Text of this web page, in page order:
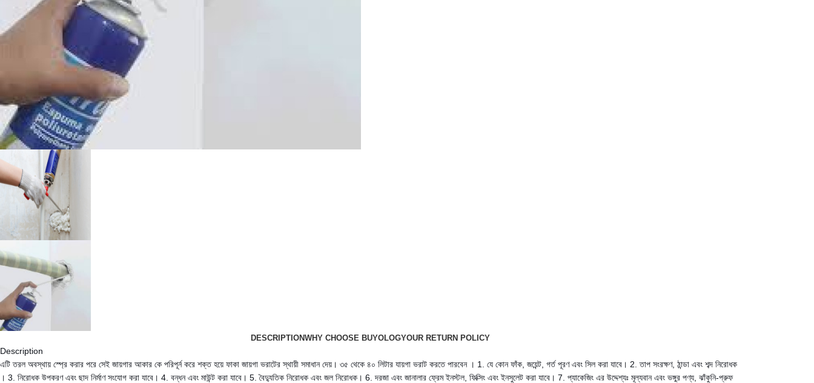
DESCRIPTIONWHY CHOOSE BUYOLOGYOUR RETURN POLICY
Description
এটি তরল অবস্থায় স্প্রে করার পরে সেই জায়গার আকার কে পরিপূর্ন করে শক্ত হয়ে ফাকা জায়গা ভরাটের স্থায়ী সমাধান দেয়। ৩৫ থেকে ৪০ লিটার যায়গা ভরাট করতে পারবেন । 1. যে কোন ফাঁক, জয়েন্ট, গর্ত পূরণ এবং সিল করা যাবে। 2. তাপ সংরক্ষণ, ঠান্ডা এবং শব্দ নিরোধক
। 3. নিরোধক উপকরণ এবং ছাদ নির্মাণ সংযোগ করা যাবে। 4. বন্ধন এবং মাউন্ট করা যাবে। 5. বৈদ্যুতিক নিরোধক এবং জল নিরোধক। 6. দরজা এবং জানালার ফ্রেম ইনস্টল, ফিক্সিং এবং ইনসুলেট করা যাবে। 7. প্যাকেজিং এর উদ্দেশ্যঃ মূল্যবান এবং ভঙ্গুর পণ্য, ঝাঁকুনি-প্রুফ